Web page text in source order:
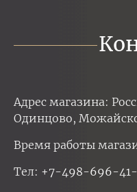
Адрес магазина:
Одинцово,
Время работы
Тел: +7-498-696-